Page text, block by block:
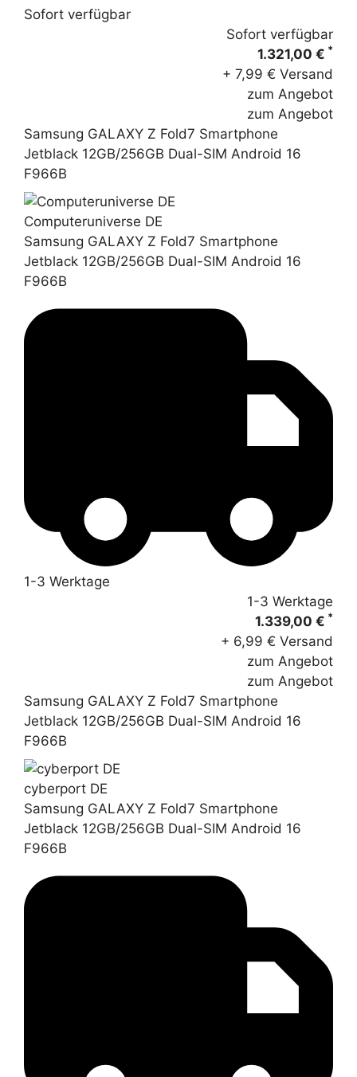
Sofort verfügbar
Sofort verfügbar
1.321,00 € *
+ 7,99 € Versand
zum Angebot
zum Angebot
Samsung GALAXY Z Fold7 Smartphone
Jetblack 12GB/256GB Dual-SIM Android 16
F966B
Computeruniverse DE
Samsung GALAXY Z Fold7 Smartphone
Jetblack 12GB/256GB Dual-SIM Android 16
F966B
1-3 Werktage
1-3 Werktage
1.339,00 € *
+ 6,99 € Versand
zum Angebot
zum Angebot
Samsung GALAXY Z Fold7 Smartphone
Jetblack 12GB/256GB Dual-SIM Android 16
F966B
cyberport DE
Samsung GALAXY Z Fold7 Smartphone
Jetblack 12GB/256GB Dual-SIM Android 16
F966B